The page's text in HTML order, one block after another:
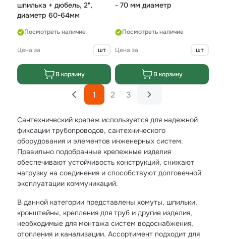
шпилька + дюбель, 2",
диаметр 60-64мм
Посмотреть наличие
Цена за шт
В корзину
- 70 мм диаметр
Посмотреть наличие
Цена за шт
В корзину
1 2 3
Сантехнический крепеж используется для надежной
фиксации трубопроводов, сантехнического
оборудования и элементов инженерных систем.
Правильно подобранные крепежные изделия
обеспечивают устойчивость конструкций, снижают
нагрузку на соединения и способствуют долговечной
эксплуатации коммуникаций.
В данной категории представлены хомуты, шпильки,
кронштейны, крепления для труб и другие изделия,
необходимые для монтажа систем водоснабжения,
отопления и канализации. Ассортимент подходит для